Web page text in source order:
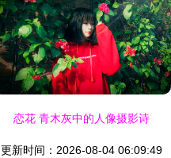
恋花 青木灰中的人像摄影诗
更新时间：2026-08-04 06:09:49